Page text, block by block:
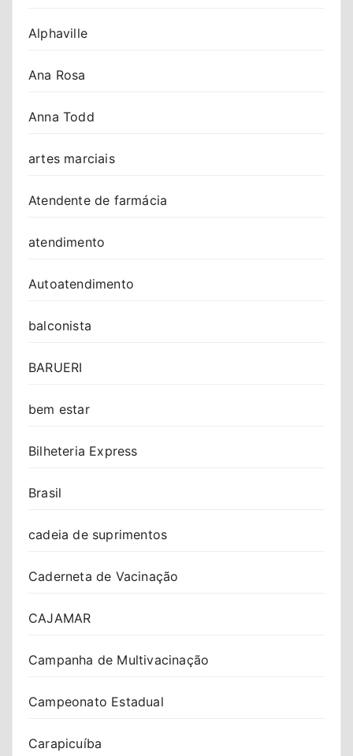
Alphaville
Ana Rosa
Anna Todd
artes marciais
Atendente de farmácia
atendimento
Autoatendimento
balconista
BARUERI
bem estar
Bilheteria Express
Brasil
cadeia de suprimentos
Caderneta de Vacinação
CAJAMAR
Campanha de Multivacinação
Campeonato Estadual
Carapicuíba